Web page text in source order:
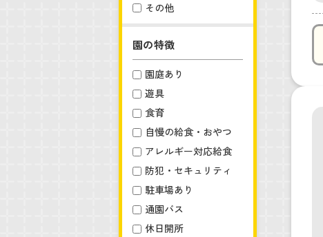
その他
園の特徴
園庭あり
遊具
食育
自慢の給食・おやつ
アレルギー対応給食
防犯・セキュリティ
駐車場あり
通園バス
休日開所